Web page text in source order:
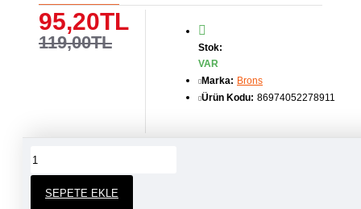
95,20TL
119,00TL
Stok:
VAR
Marka: Brons
Ürün Kodu: 86974052278911
SEPETE EKLE
ÜRÜN YORUMLARI